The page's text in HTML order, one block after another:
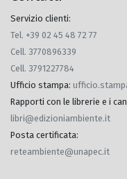
Servizio clienti:
Tel. +39 02 45 48 72 77
Cell. 3770896339
Cell. 3791227784
Ufficio stampa:
Rapporti con le librerie e i
libri@edizioniambiente.it
Posta certificata:
reteambiente@unapec.it